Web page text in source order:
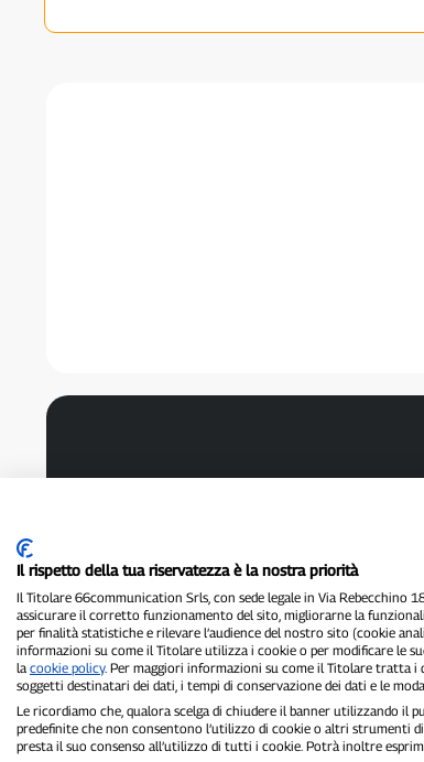
Il rispetto della tua riservatezza è la nostra priorità
Il Titolare 66communication Srls, con sede legale in Via Rebecchino
assicurare il corretto funzionamento del sito, migliorarne la
per finalità statistiche e rilevare l’audience del nostro sito (cookie
informazioni su come il Titolare utilizza i cookie o per modificare le
la cookie policy. Per maggiori informazioni su come il Titolare tratta
soggetti destinatari dei dati, i tempi di conservazione dei dati e le
Le ricordiamo che, qualora scelga di chiudere il banner utilizzando il
predefinite che non consentono l’utilizzo di cookie o altri strumenti
presta il suo consenso all’utilizzo di tutti i cookie. Potrà inoltre